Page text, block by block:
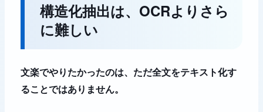
構造化抽出は、OCRよりさら
に難しい
文楽でやりたかったのは、ただ全文をテキスト化す
ることではありません。